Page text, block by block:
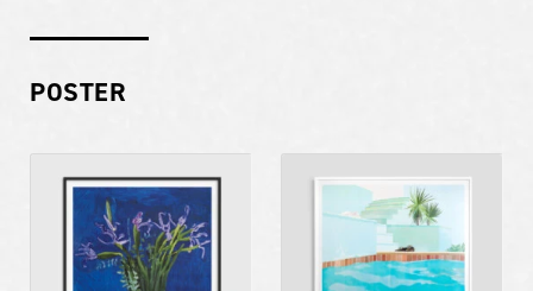
POSTER